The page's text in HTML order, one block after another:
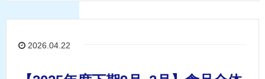
2026.04.22